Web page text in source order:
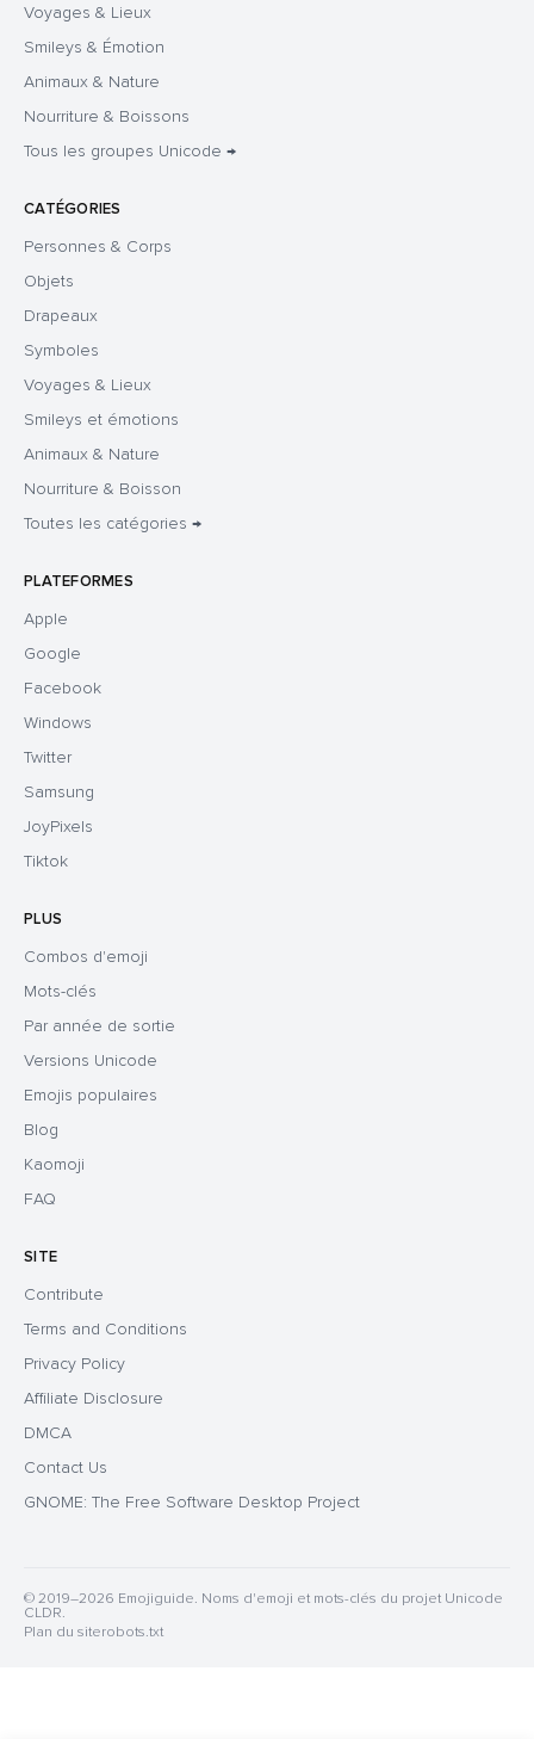
Voyages & Lieux
Smileys & Émotion
Animaux & Nature
Nourriture & Boissons
Tous les groupes Unicode →
CATÉGORIES
Personnes & Corps
Objets
Drapeaux
Symboles
Voyages & Lieux
Smileys et émotions
Animaux & Nature
Nourriture & Boisson
Toutes les catégories →
PLATEFORMES
Apple
Google
Facebook
Windows
Twitter
Samsung
JoyPixels
Tiktok
PLUS
Combos d'emoji
Mots-clés
Par année de sortie
Versions Unicode
Emojis populaires
Blog
Kaomoji
FAQ
SITE
Contribute
Terms and Conditions
Privacy Policy
Affiliate Disclosure
DMCA
Contact Us
GNOME: The Free Software Desktop Project
© 2019–2026 Emojiguide. Noms d'emoji et mots-clés du projet Unicode
CLDR.
Plan du siterobots.txt